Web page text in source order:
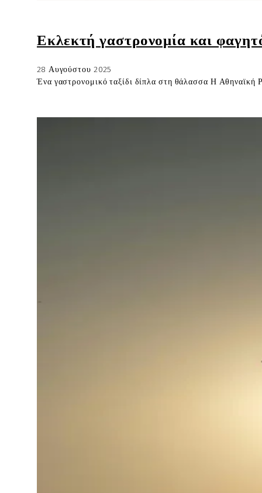
Εκλεκτή γαστρονομία και
28 Αυγούστου 2025
Ένα γαστρονομικό ταξίδι δίπλα στη θάλασσα Η Αθηναϊκή